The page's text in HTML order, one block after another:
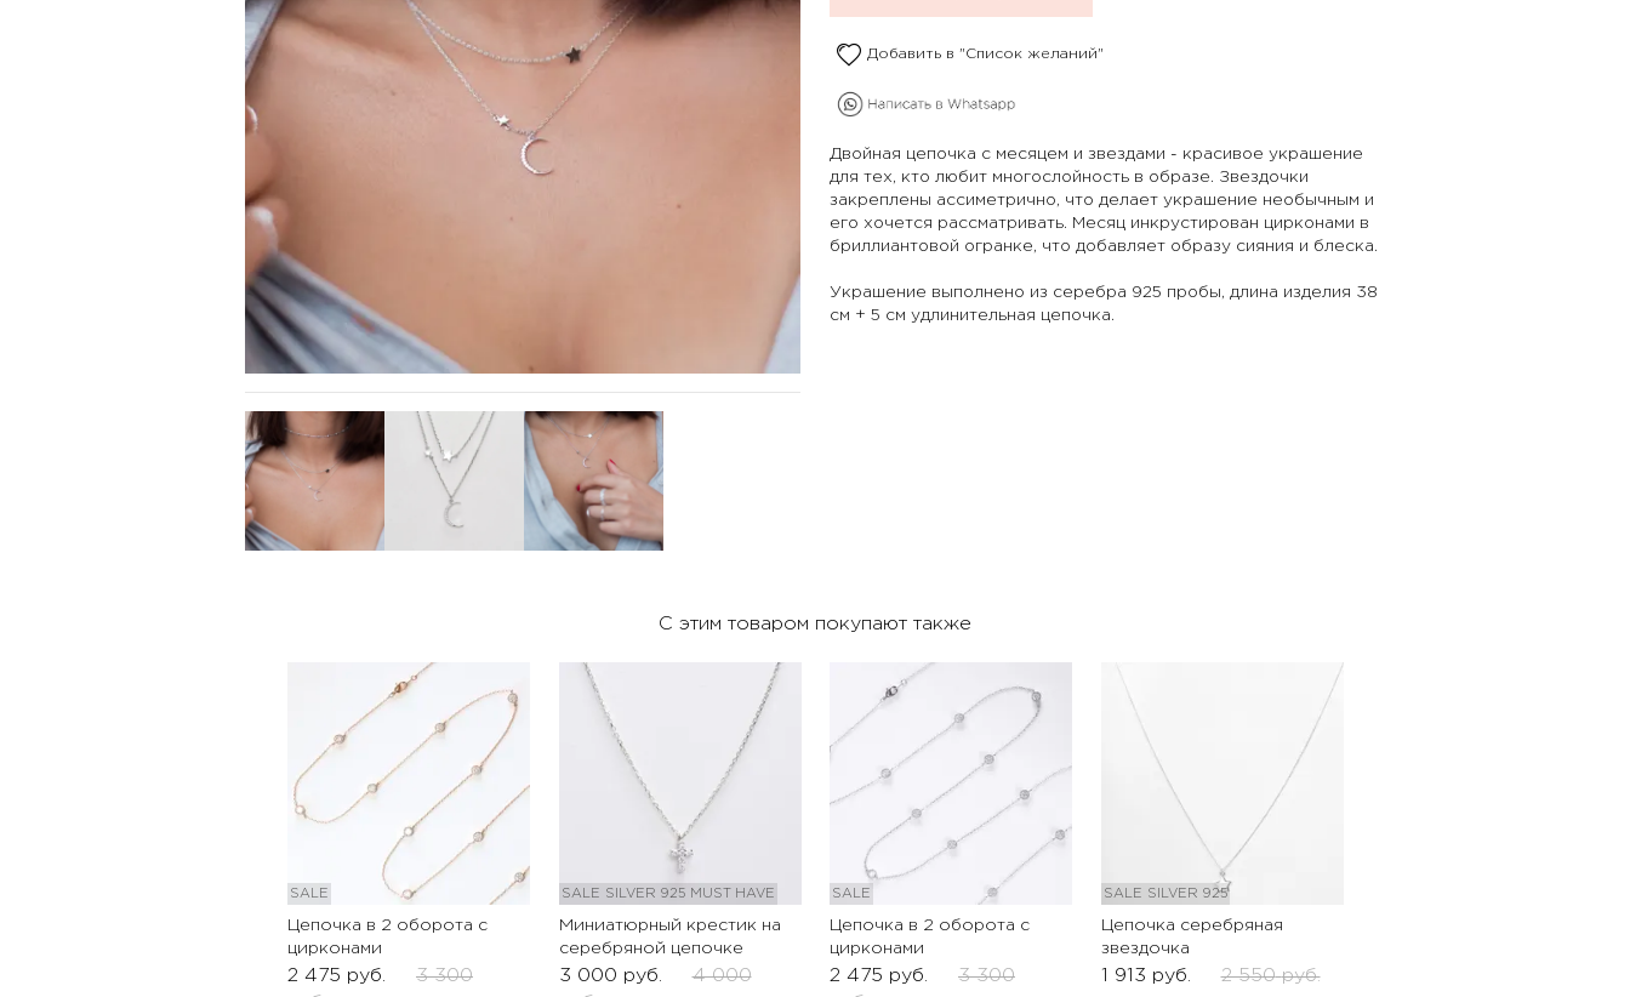
Добавить в "Список желаний"
Двойная цепочка с месяцем и звездами - красивое украшение
для тех, кто любит многослойность в образе. Звездочки
закреплены ассиметрично, что делает украшение необычным и
его хочется рассматривать. Месяц инкрустирован цирконами в
бриллиантовой огранке, что добавляет образу сияния и блеска.
Украшение выполнено из серебра 925 пробы, длина изделия 38
см + 5 см удлинительная цепочка.
С этим товаром покупают также
SALE
Цепочка в 2 оборота с
цирконами
2 475 руб.
3 300
SALE SILVER 925 MUST HAVE
Миниатюрный крестик на
серебряной цепочке
3 000 руб.
4 000
SALE
Цепочка в 2 оборота с
цирконами
2 475 руб.
3 300
SALE SILVER 925
Цепочка серебряная
звездочка
1 913 руб. 2 550 руб.